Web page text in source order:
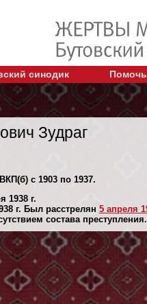
синодик
Зудраг
с 1903 по 1937.
1938 г.
г. Был расстрелян 5 апреля
состава преступления.